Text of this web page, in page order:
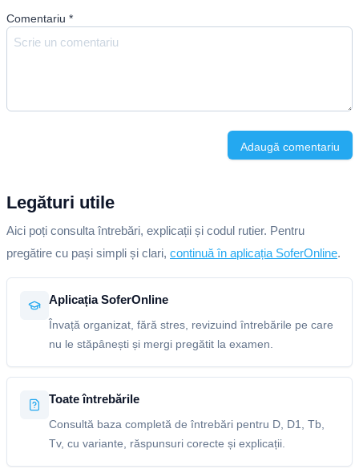
Comentariu *
Adaugă comentariu
Legături utile
Aici poți consulta întrebări, explicații și codul rutier. Pentru
pregătire cu pași simpli și clari, continuă în aplicația SoferOnline.
Aplicația SoferOnline
Învață organizat, fără stres, revizuind întrebările pe care
nu le stăpânești și mergi pregătit la examen.
Toate întrebările
Consultă baza completă de întrebări pentru D, D1, Tb,
Tv, cu variante, răspunsuri corecte și explicații.